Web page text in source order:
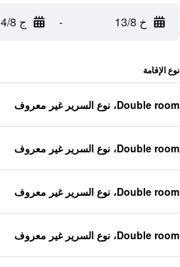
خ 13/8 - ج 14/8
نوع الإقامة
Double room، نوع السرير غير معروف
Double room، نوع السرير غير معروف
Double room، نوع السرير غير معروف
Double room، نوع السرير غير معروف